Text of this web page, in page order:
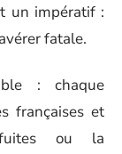
un impératif :
fatale.
: chaque
françaises et
ou la